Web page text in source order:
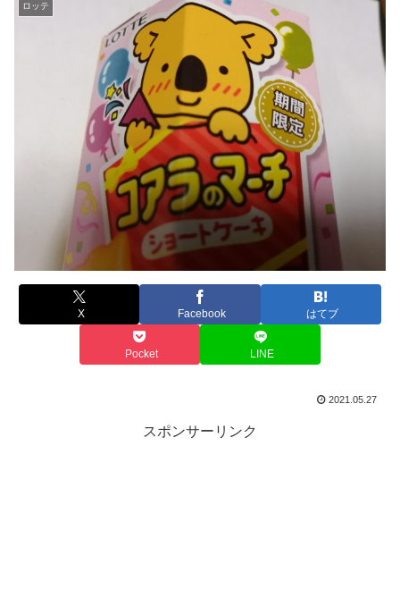
ロッテ
X Facebook はてブ
Pocket LINE
2021.05.27
スポンサーリンク